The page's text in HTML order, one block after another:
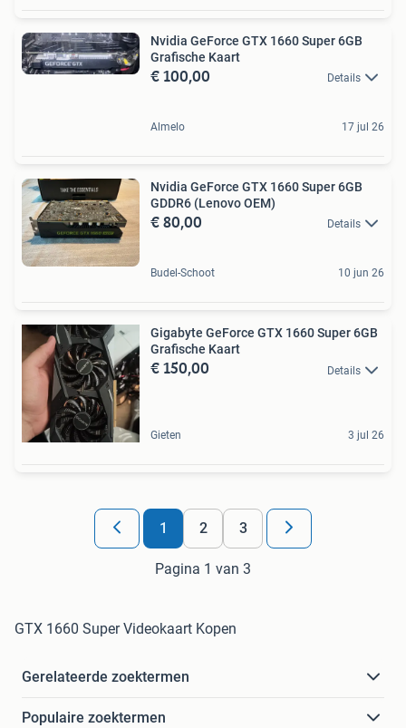
Nvidia GeForce GTX 1660 Super 6GB
Grafische Kaart
€ 100,00 Details
Almelo 17 jul 26
Nvidia GeForce GTX 1660 Super 6GB
GDDR6 (Lenovo OEM)
€ 80,00 Details
Budel-Schoot 10 jun 26
Gigabyte GeForce GTX 1660 Super 6GB
Grafische Kaart
€ 150,00 Details
Gieten 3 jul 26
1 2 3
Pagina 1 van 3
GTX 1660 Super Videokaart Kopen
Gerelateerde zoektermen
Populaire zoektermen